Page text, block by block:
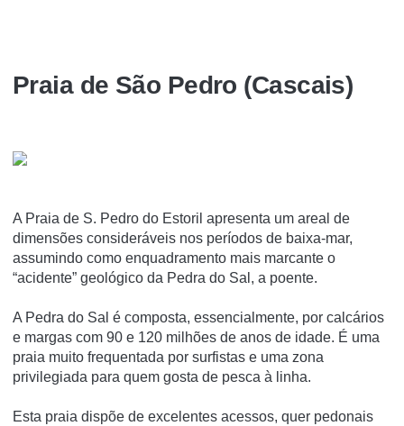
Praia de São Pedro (Cascais)
A Praia de S. Pedro do Estoril apresenta um areal de
dimensões consideráveis nos períodos de baixa-mar,
assumindo como enquadramento mais marcante o
“acidente” geológico da Pedra do Sal, a poente.
A Pedra do Sal é composta, essencialmente, por calcários
e margas com 90 e 120 milhões de anos de idade. É uma
praia muito frequentada por surfistas e uma zona
privilegiada para quem gosta de pesca à linha.
Esta praia dispõe de excelentes acessos, quer pedonais